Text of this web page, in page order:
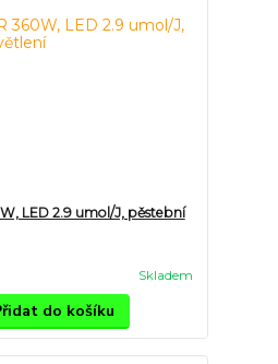
LED 2.9 umol/J, pěstební
Skladem
do košíku